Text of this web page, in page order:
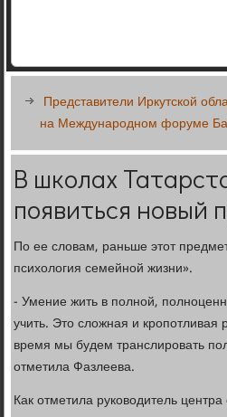
Представители Иркутской
на Международном форуме
В школах
появиться новый
По ее словам, раньше этот
психология семейной жизни».
- Умение жить в полной,
учить. Это сложная и кропотливая
время мы будем транслировать
отметила Фазлеева.
Как отметила руководитель